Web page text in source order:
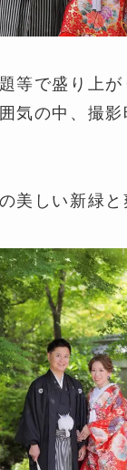
等で盛り上
気の中、撮影
美しい新緑と